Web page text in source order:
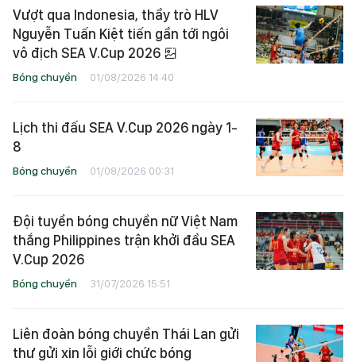
Vượt qua Indonesia, thầy trò HLV
Nguyễn Tuấn Kiệt tiến gần tới ngôi
vô địch SEA V.Cup 2026
Bóng chuyền 01/08/2026 14:40
Lịch thi đấu SEA V.Cup 2026 ngày 1-
8
Bóng chuyền 01/08/2026 00:31
Đội tuyển bóng chuyền nữ Việt Nam
thắng Philippines trận khởi đầu SEA
V.Cup 2026
Bóng chuyền 31/07/2026 15:51
Liên đoàn bóng chuyền Thái Lan gửi
thư gửi xin lỗi giới chức bóng